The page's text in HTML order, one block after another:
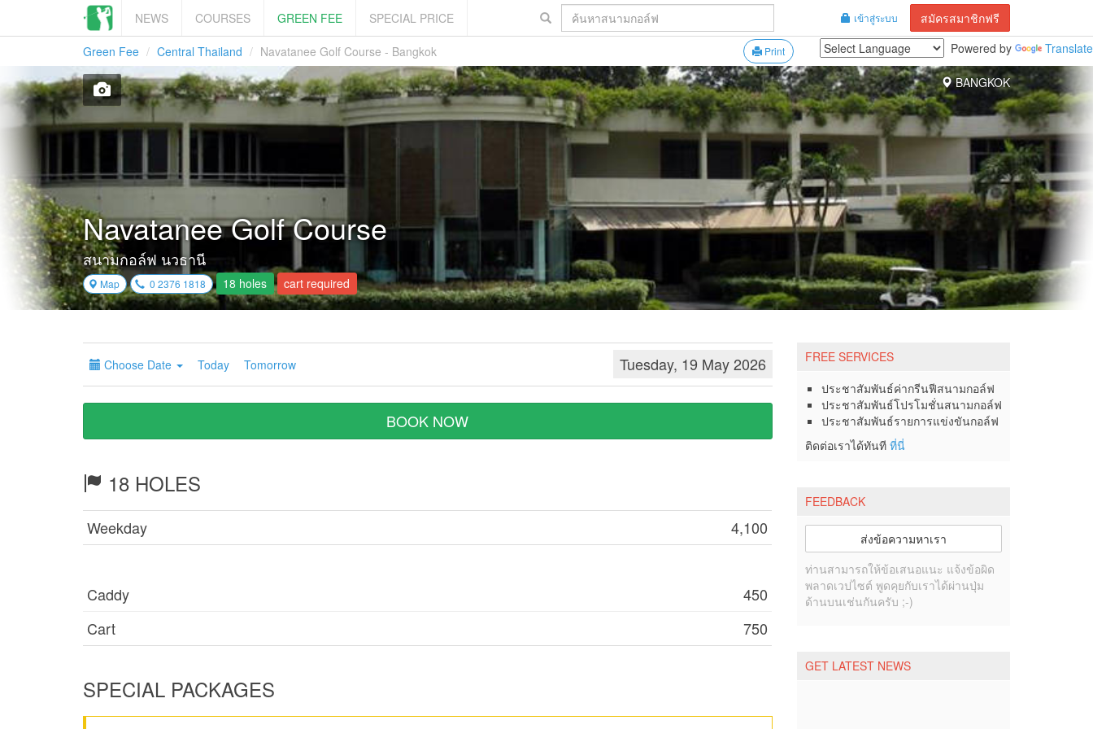
เข้าสู่ระบบ สมัครสมาชิกฟรี
NEWS COURSES GREEN FEE
SPECIAL PRICE
Powered by
Translate
Print
Green Fee Central Thailand
Navatanee Golf Course - Bangkok
BANGKOK
Navatanee Golf Course
สนามกอล์ฟ นวธานี
Map 0 2376 1818 18 holes cart required
Choose Date Today Tomorrow Tuesday, 19 May 2026
BOOK NOW
18 HOLES
Weekday 4,100
Caddy
450
Cart
750
SPECIAL PACKAGES
FREE SERVICES
ประชาสัมพันธ์ค่ากรีนฟีสนามกอล์ฟ
ประชาสัมพันธ์โปรโมชั่นสนามกอล์ฟ
ประชาสัมพันธ์รายการแข่งขันกอล์ฟ
ติดต่อเราได้ทันที ที่นี่
FEEDBACK
ส่งข้อความหาเรา
ท่านสามารถให้ข้อเสนอแนะ แจ้งข้อผิด
พลาดเวปไซต์ พูดคุยกับเราได้ผ่านปุ่ม
ด้านบนเช่นกันครับ ;-)
GET LATEST NEWS